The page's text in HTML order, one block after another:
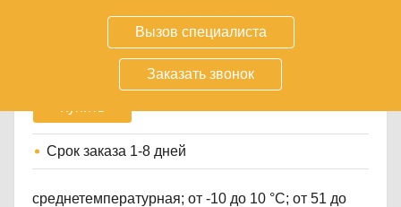
Вызов специалиста
Заказать звонок
260640₽
Срок заказа 1-8 дней
среднетемпературная; от -10 до 10 °C; от 51 до